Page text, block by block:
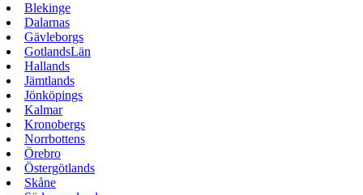
Blekinge
Dalarnas
Gävleborgs
GotlandsLän
Hallands
Jämtlands
Jönköpings
Kalmar
Kronobergs
Norrbottens
Örebro
Östergötlands
Skåne